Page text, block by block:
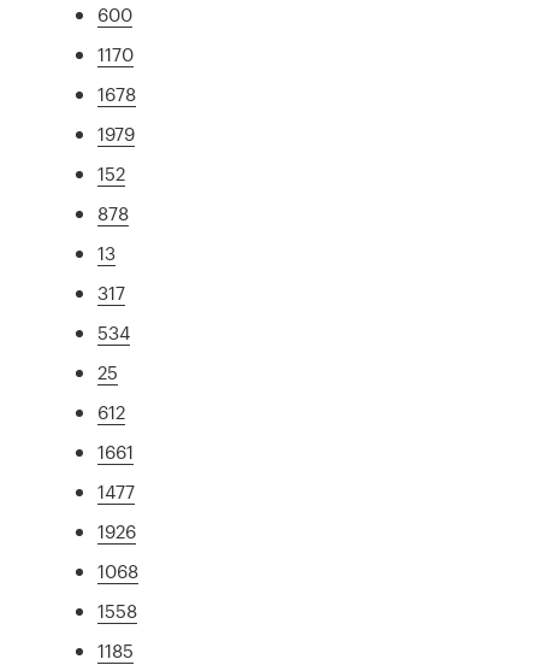
600
1170
1678
1979
152
878
13
317
534
25
612
1661
1477
1926
1068
1558
1185